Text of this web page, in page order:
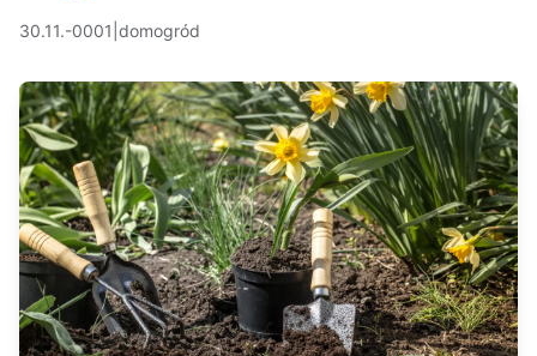
30.11.-0001 domogród